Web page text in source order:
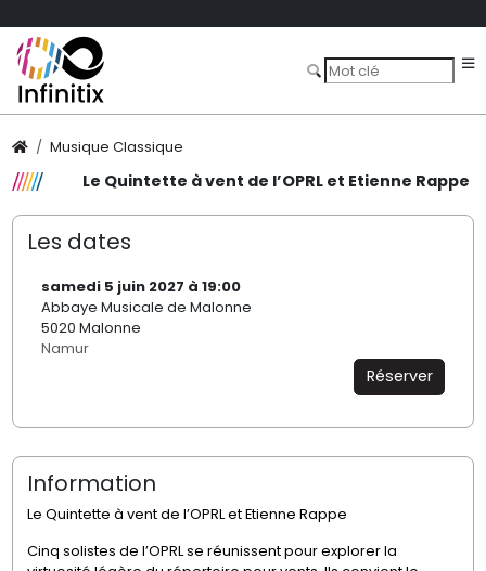
Musique Classique
Le Quintette à vent de l’OPRL et Etienne Rappe
Les dates
samedi 5 juin 2027 à 19:00
Abbaye Musicale de Malonne
5020 Malonne
Namur
Réserver
Information
Le Quintette à vent de l’OPRL et Etienne Rappe
Cinq solistes de l’OPRL se réunissent pour explorer la